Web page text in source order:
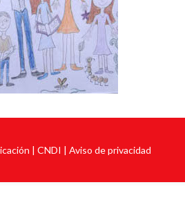
| CNDI | Aviso de privacidad